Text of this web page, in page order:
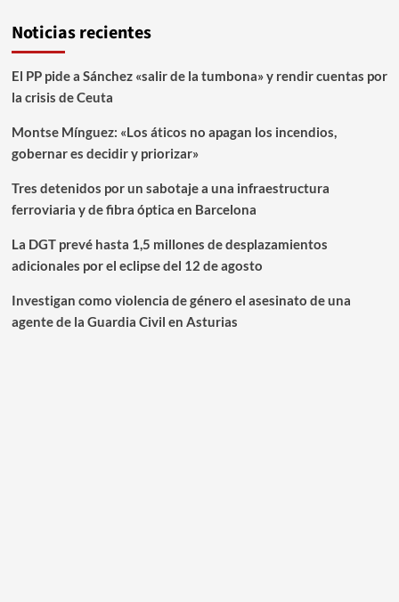
Noticias recientes
El PP pide a Sánchez «salir de la tumbona» y rendir cuentas por
la crisis de Ceuta
Montse Mínguez: «Los áticos no apagan los incendios,
gobernar es decidir y priorizar»
Tres detenidos por un sabotaje a una infraestructura
ferroviaria y de fibra óptica en Barcelona
La DGT prevé hasta 1,5 millones de desplazamientos
adicionales por el eclipse del 12 de agosto
Investigan como violencia de género el asesinato de una
agente de la Guardia Civil en Asturias